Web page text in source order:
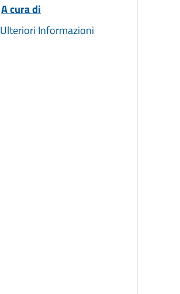
A cura di
Ulteriori Informazioni